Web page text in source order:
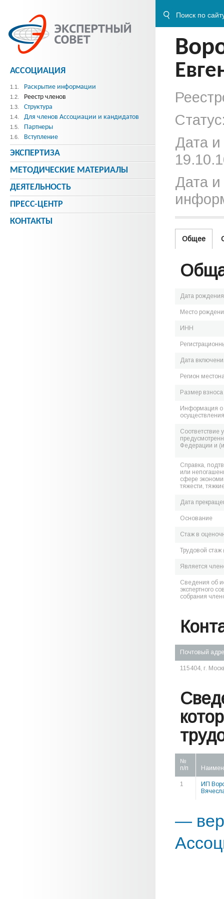
Дата
Дата и
Общее
Дата рождения
Место
ИНН
Дата
Регион
Размер
Информация о
Соответствие
Федерации и
Справка,
или
сфере
тяжести,
Дата
Основание
Стаж в
Трудовой стаж
Является
Сведения об
экспертного
собрания
Почтовый
115404, г.
№
п/п
1
ИП
—
АССОЦИАЦИЯ
1.1. Раскрытие информации
1.2. Реестр членов
1.3. Структура
1.4. Для членов Ассоциации и кандидатов
1.5. Партнеры
1.6. Вступление
ЭКСПЕРТИЗА
МЕТОДИЧЕСКИE МАТЕРИАЛЫ
ДЕЯТЕЛЬНОСТЬ
ПРЕСС-ЦЕНТР
КОНТАКТЫ